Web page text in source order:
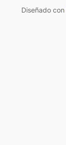
Diseñado con